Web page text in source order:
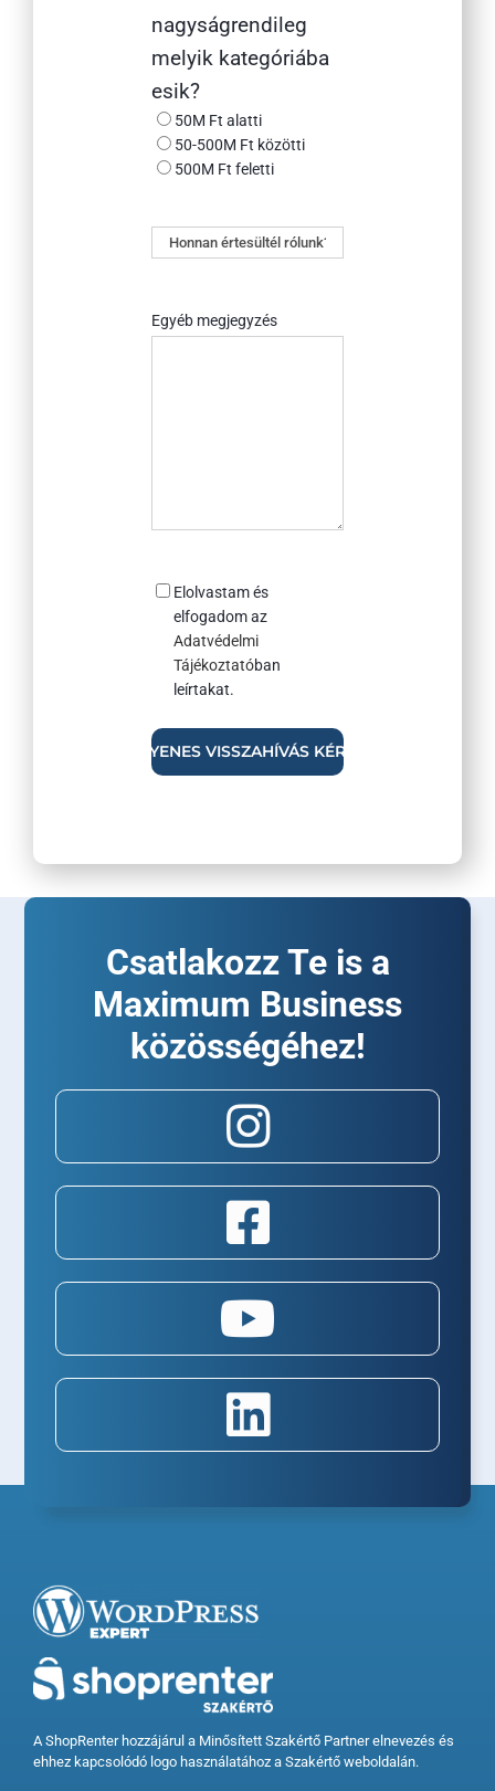
nagyságrendileg
melyik kategóriába
esik?
50M Ft alatti
50-500M Ft közötti
500M Ft feletti
Honnan
értesültél
Egyéb megjegyzés
Consent
Elolvastam és
elfogadom az
Adatvédelmi
Tájékoztatóban
leírtakat.
Csatlakozz Te is a
Maximum Business
közösségéhez!
A ShopRenter hozzájárul a Minősített Szakértő Partner elnevezés és
ehhez kapcsolódó logo használatához a Szakértő weboldalán.